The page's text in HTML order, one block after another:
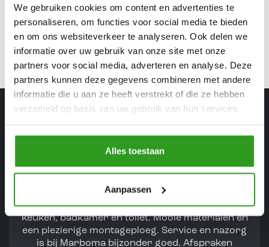
We gebruiken cookies om content en advertenties te
personaliseren, om functies voor social media te bieden
en om ons websiteverkeer te analyseren. Ook delen we
informatie over uw gebruik van onze site met onze
partners voor social media, adverteren en analyse. Deze
partners kunnen deze gegevens combineren met andere
informatie die u aan ze heeft verstrekt of die ze hebben
verzameld op basis van uw gebruik van hun services.
Alles toestaan
Aanpassen
ontwikkelingen in de markt en helpen u graag om de
juiste keuzes te maken.
Deskundig advies en inmiddels een prachtige
keuken, badkamer en toilet. Mooie materialen en
een plezierige montageploeg. Service en nazorg
is bij Marboma bijzonder goed. Afspraken